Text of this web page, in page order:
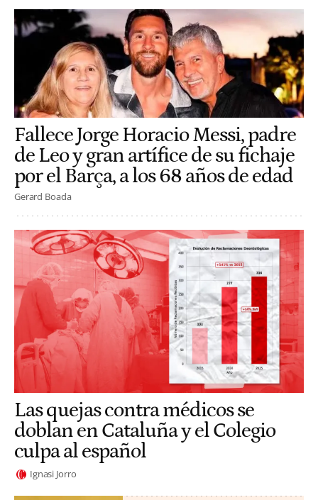
Fallece Jorge Horacio Messi, padre
de Leo y gran artífice de su fichaje
por el Barça, a los 68 años de edad
Gerard Boada
Las quejas contra médicos se
doblan en Cataluña y el Colegio
culpa al español
Ignasi Jorro